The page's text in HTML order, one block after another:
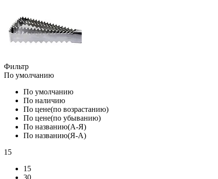
Фильтр
По умолчанию
По умолчанию
По наличию
По цене(по возрастанию)
По цене(по убыванию)
По названию(А-Я)
По названию(Я-А)
15
15
30